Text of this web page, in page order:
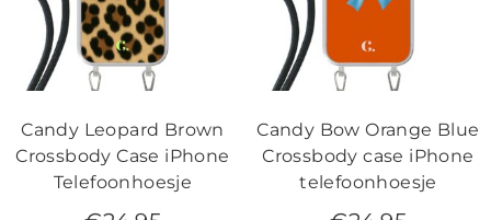
Candy Leopard Brown
Crossbody Case iPhone
Telefoonhoesje
Candy Bow Orange Blue
Crossbody case iPhone
telefoonhoesje